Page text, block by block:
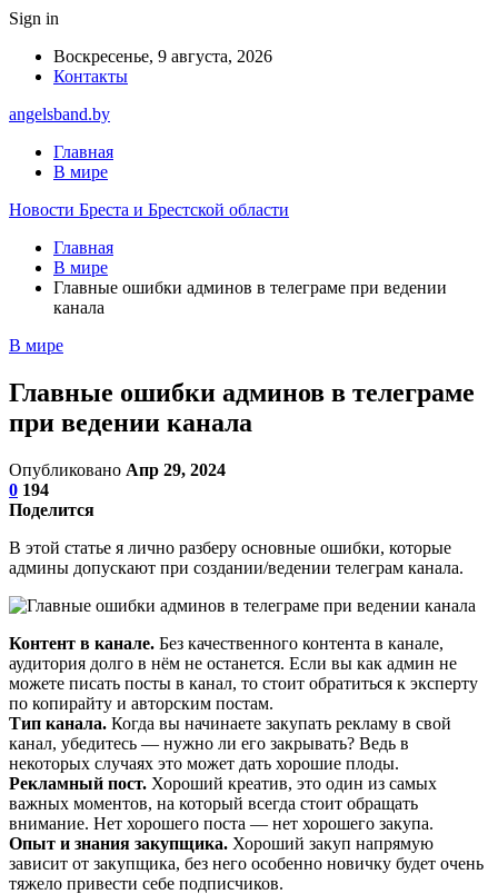
Sign in
Воскресенье, 9 августа, 2026
Контакты
angelsband.by
Главная
В мире
Новости Бреста и Брестской области
Главная
В мире
Главные ошибки админов в телеграме при ведении
канала
В мире
Главные ошибки админов в телеграме
при ведении канала
Опубликовано Апр 29, 2024
0 194
Поделится
В этой статье я лично разберу основные ошибки, которые
админы допускают при создании/ведении телеграм канала.
Контент в канале. Без качественного контента в канале,
аудитория долго в нём не останется. Если вы как админ не
можете писать посты в канал, то стоит обратиться к эксперту
по копирайту и авторским постам.
Тип канала. Когда вы начинаете закупать рекламу в свой
канал, убедитесь — нужно ли его закрывать? Ведь в
некоторых случаях это может дать хорошие плоды.
Рекламный пост. Хороший креатив, это один из самых
важных моментов, на который всегда стоит обращать
внимание. Нет хорошего поста — нет хорошего закупа.
Опыт и знания закупщика. Хороший закуп напрямую
зависит от закупщика, без него особенно новичку будет очень
тяжело привести себе подписчиков.